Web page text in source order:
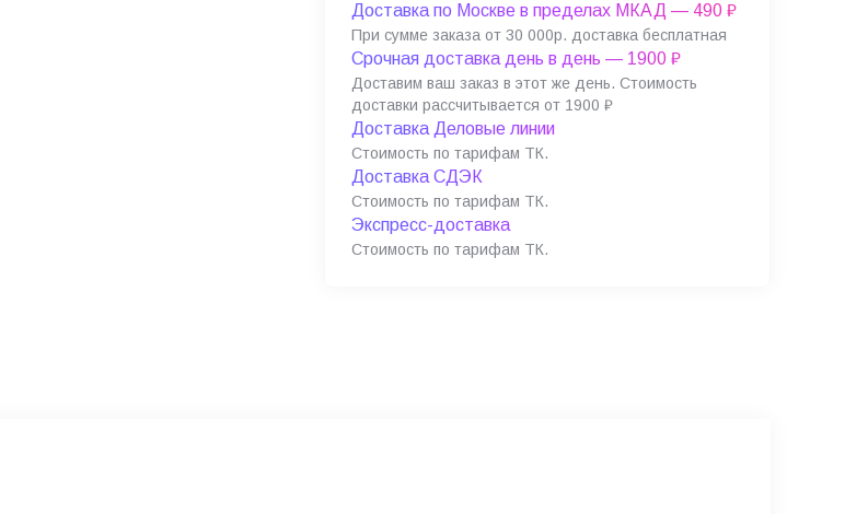
Доставка по Москве в пределах МКАД — 490 ₽
При сумме заказа от 30 000р. доставка бесплатная
Срочная доставка день в день — 1900 ₽
Доставим ваш заказ в этот же день. Стоимость
доставки рассчитывается от 1900 ₽
Доставка Деловые линии
Стоимость по тарифам ТК.
Доставка СДЭК
Стоимость по тарифам ТК.
Экспресс-доставка
Стоимость по тарифам ТК.